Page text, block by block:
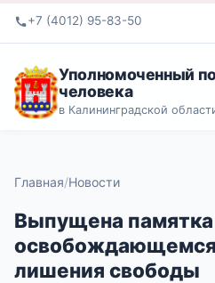
+7 (4012) 95-83-50
Уполномоченный
человека
в Калининградской
Главная Новости
Выпущена
освобождающемся
лишения свободы